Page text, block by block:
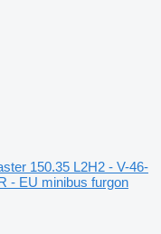
150.35 L2H2 - V-46-
- EU minibus furgon